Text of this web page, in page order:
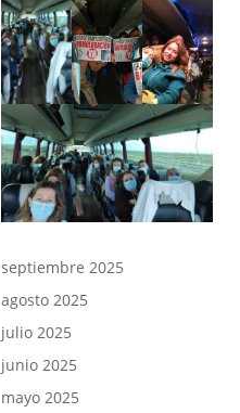
septiembre 2025
agosto 2025
julio 2025
junio 2025
mayo 2025